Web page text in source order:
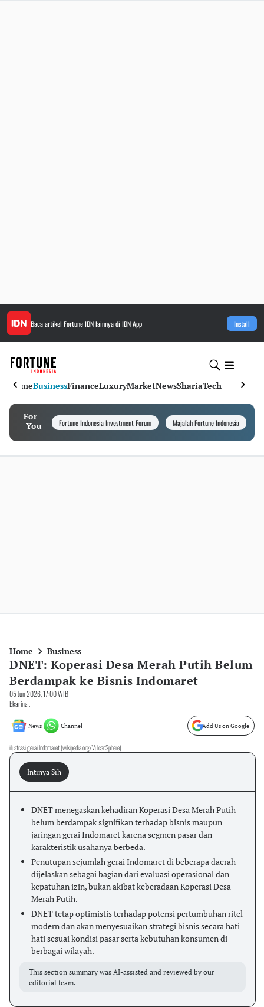
Baca artikel Fortune IDNlainnya di IDN App Install
HomeBusinessFinanceLuxuryMarketNewsShariaTech
For
You
Fortune Indonesia Investment Forum Majalah Fortune Indonesia
Home Business
DNET: Koperasi Desa Merah Putih Belum
Berdampak ke Bisnis Indomaret
05 Jun 2026, 17:00 WIB
Ekarina .
News Channel Add Us on Google
ilustrasi gerai Indomaret (wikipedia.org/VulcanSphere)
Intinya Sih
DNET menegaskan kehadiran Koperasi Desa Merah Putih
belum berdampak signifikan terhadap bisnis maupun
jaringan gerai Indomaret karena segmen pasar dan
karakteristik usahanya berbeda.
Penutupan sejumlah gerai Indomaret di beberapa daerah
dijelaskan sebagai bagian dari evaluasi operasional dan
kepatuhan izin, bukan akibat keberadaan Koperasi Desa
Merah Putih.
DNET tetap optimistis terhadap potensi pertumbuhan ritel
modern dan akan menyesuaikan strategi bisnis secara hati-
hati sesuai kondisi pasar serta kebutuhan konsumen di
berbagai wilayah.
This section summary was AI-assisted and reviewed by our
editorial team.